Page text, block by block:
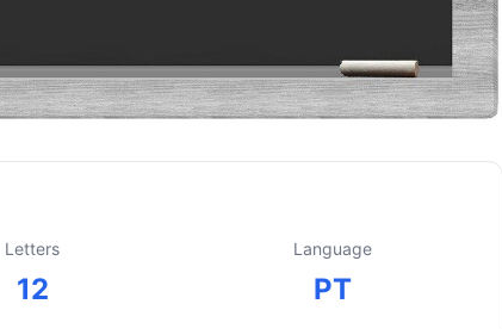
Letters
12
Language
PT